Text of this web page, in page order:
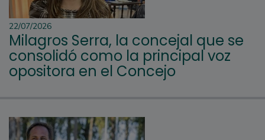
22/07/2026
Milagros Serra, la concejal que se
consolidó como la principal voz
opositora en el Concejo